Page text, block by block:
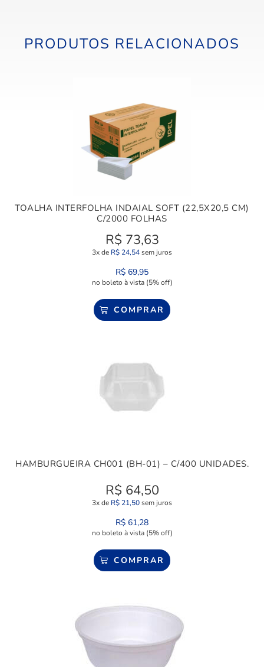
PRODUTOS RELACIONADOS
TOALHA INTERFOLHA INDAIAL SOFT (22,5X20,5 CM)
C/2000 FOLHAS
R$ 73,63
3x de R$ 24,54sem juros
R$ 69,95
no boleto à vista (5% off)
COMPRAR
HAMBURGUEIRA CH001 (BH-01) – C/400 UNIDADES.
R$ 64,50
3x de R$ 21,50sem juros
R$ 61,28
no boleto à vista (5% off)
COMPRAR